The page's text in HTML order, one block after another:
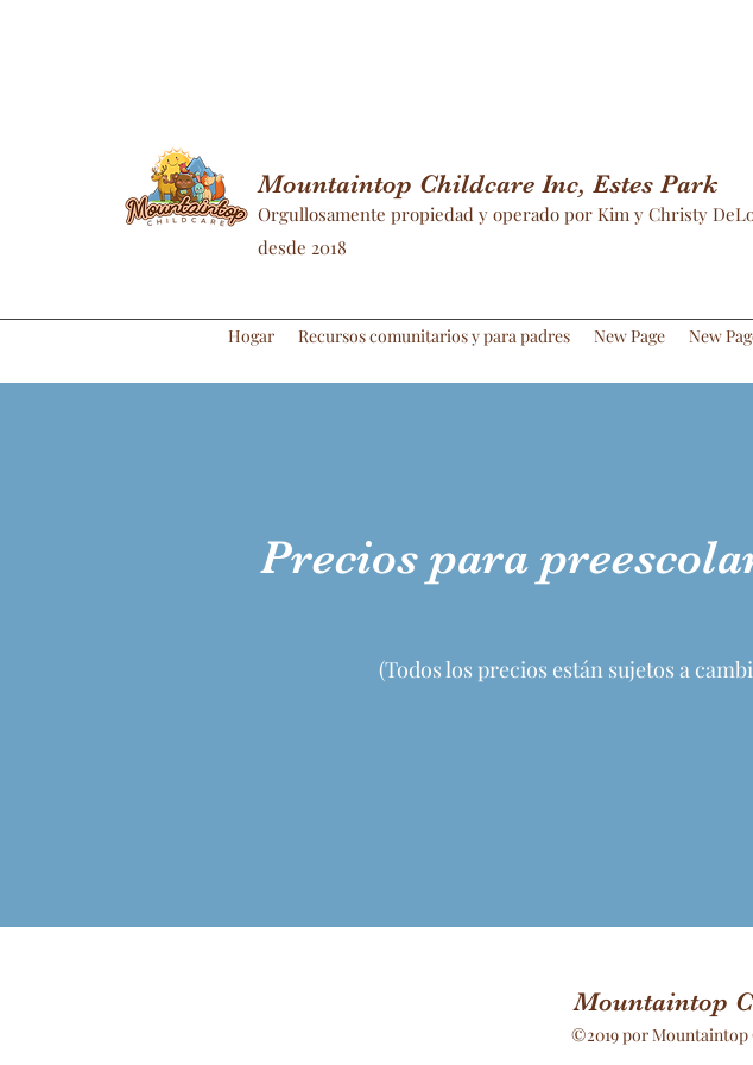
Mountaintop Childcare Inc, Estes Park
Orgullosamente propiedad y operado por Kim y Christy
desde 2018
Hogar Recursos comunitarios y para padres New Page New
Precios para
(Todos los precios están sujetos a
Mountaintop
©2019 por